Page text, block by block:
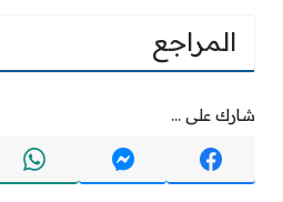
المراجع
شارك على ...